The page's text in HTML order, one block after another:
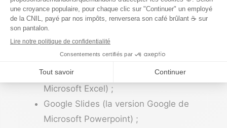
Google Chat pour échanger avec vos
collègues, clients et collaborateurs ;
Google Docs (la version Google de
Microsoft Word) ;
Google Sheets (la version Google de
Microsoft Excel) ;
Google Slides (la version Google de
Microsoft Powerpoint) ;